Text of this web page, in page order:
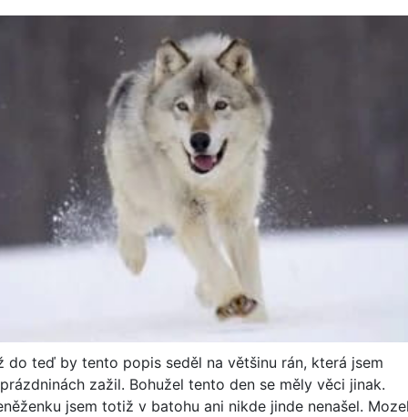
do teď by tento popis seděl na většinu rán, která jsem
zažil. Bohužel tento den se měly věci jinak.
jsem totiž v batohu ani nikde jinde nenašel.